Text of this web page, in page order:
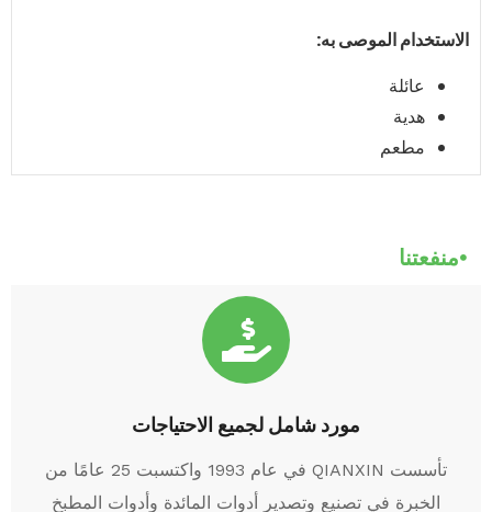
الاستخدام الموصى به:
عائلة
هدية
مطعم
منفعتنا
مورد شامل لجميع الاحتياجات
تأسست QIANXIN في عام 1993 واكتسبت 25 عامًا من
الخبرة في تصنيع وتصدير أدوات المائدة وأدوات المطبخ